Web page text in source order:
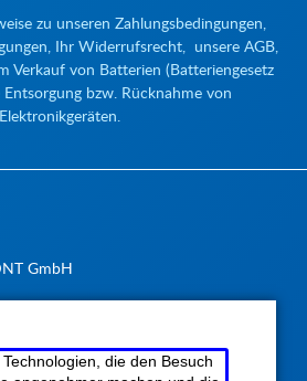
zu unseren Zahlungsbedingungen,
Ihr Widerrufsrecht, unsere AGB,
Verkauf von Batterien (Batteriengesetz
bzw. Rücknahme von
Elektronikgeräten.
GmbH
AGB
Sitemap
die den Besuch